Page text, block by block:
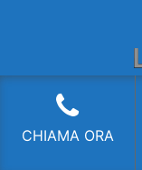
Leggi
CHIAMA ORA